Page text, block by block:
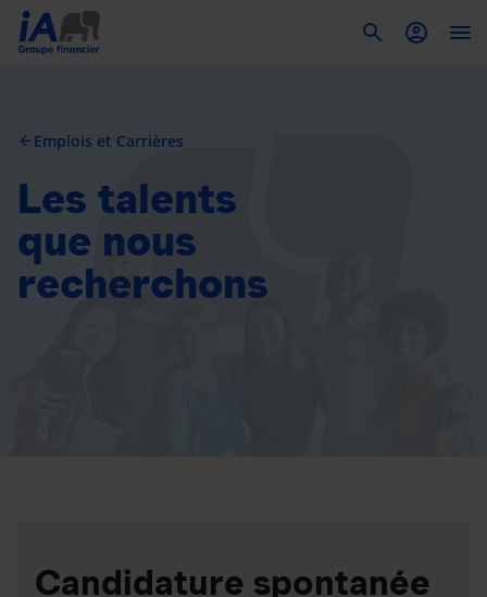
arrow_back Emplois et Carrières
Les talents
que nous
recherchons
Candidature spontanée